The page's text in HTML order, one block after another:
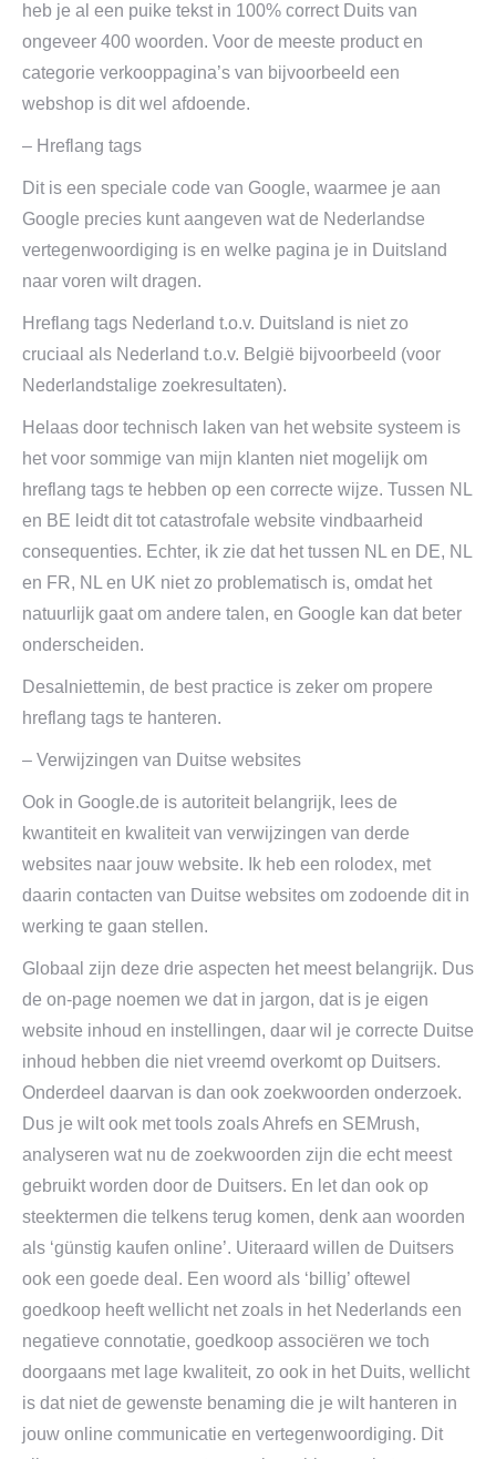
heb je al een puike tekst in 100% correct Duits van
ongeveer 400 woorden. Voor de meeste product en
categorie verkooppagina’s van bijvoorbeeld een
webshop is dit wel afdoende.
– Hreflang tags
Dit is een speciale code van Google, waarmee je aan
Google precies kunt aangeven wat de Nederlandse
vertegenwoordiging is en welke pagina je in Duitsland
naar voren wilt dragen.
Hreflang tags Nederland t.o.v. Duitsland is niet zo
cruciaal als Nederland t.o.v. België bijvoorbeeld (voor
Nederlandstalige zoekresultaten).
Helaas door technisch laken van het website systeem is
het voor sommige van mijn klanten niet mogelijk om
hreflang tags te hebben op een correcte wijze. Tussen NL
en BE leidt dit tot catastrofale website vindbaarheid
consequenties. Echter, ik zie dat het tussen NL en DE, NL
en FR, NL en UK niet zo problematisch is, omdat het
natuurlijk gaat om andere talen, en Google kan dat beter
onderscheiden.
Desalniettemin, de best practice is zeker om propere
hreflang tags te hanteren.
– Verwijzingen van Duitse websites
Ook in Google.de is autoriteit belangrijk, lees de
kwantiteit en kwaliteit van verwijzingen van derde
websites naar jouw website. Ik heb een rolodex, met
daarin contacten van Duitse websites om zodoende dit in
werking te gaan stellen.
Globaal zijn deze drie aspecten het meest belangrijk. Dus
de on-page noemen we dat in jargon, dat is je eigen
website inhoud en instellingen, daar wil je correcte Duitse
inhoud hebben die niet vreemd overkomt op Duitsers.
Onderdeel daarvan is dan ook zoekwoorden onderzoek.
Dus je wilt ook met tools zoals Ahrefs en SEMrush,
analyseren wat nu de zoekwoorden zijn die echt meest
gebruikt worden door de Duitsers. En let dan ook op
steektermen die telkens terug komen, denk aan woorden
als ‘günstig kaufen online’. Uiteraard willen de Duitsers
ook een goede deal. Een woord als ‘billig’ oftewel
goedkoop heeft wellicht net zoals in het Nederlands een
negatieve connotatie, goedkoop associëren we toch
doorgaans met lage kwaliteit, zo ook in het Duits, wellicht
is dat niet de gewenste benaming die je wilt hanteren in
jouw online communicatie en vertegenwoordiging. Dit